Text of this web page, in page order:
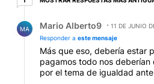
MA Mario Alberto9
11 DE JUNIO
Responder a este mensaje
Más que eso, debería estar
pagamos todo nos
por el tema de igualdad